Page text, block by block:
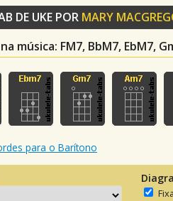
DE UKE POR MARY
música: FM7, BbM7, EbM7,
para o Barítono